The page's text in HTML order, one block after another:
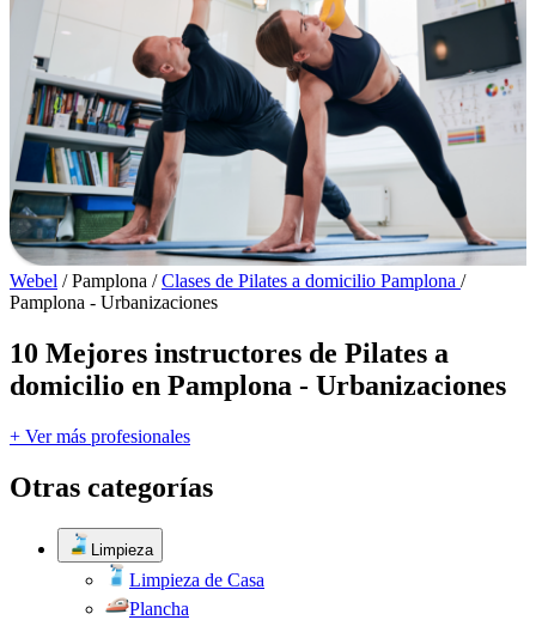
Webel / Pamplona / Clases de Pilates a domicilio Pamplona /
Pamplona - Urbanizaciones
10 Mejores instructores de Pilates a
domicilio en Pamplona - Urbanizaciones
+ Ver más profesionales
Otras categorías
Limpieza
Limpieza de Casa
Plancha